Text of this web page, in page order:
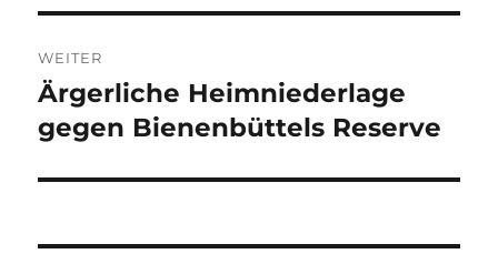
WEITER
Nächster
Beitrag:
Ärgerliche Heimniederlage
gegen Bienenbüttels Reserve